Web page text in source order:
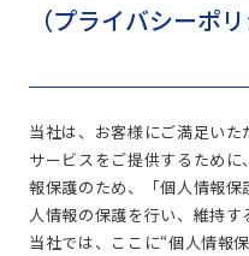
（プライバシーポリ
当社は、お客様にご満足い
サービスをご提供するため
報保護のため、「個人情報
人情報の保護を行い、維持す
当社では、ここに“個人情報